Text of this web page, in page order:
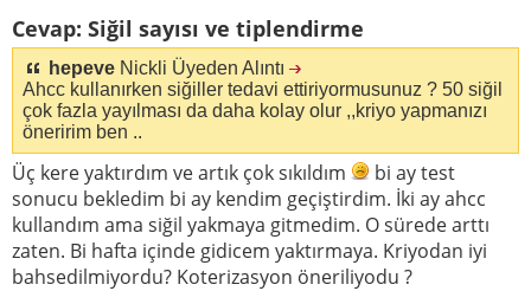
Cevap: Siğil sayısı ve tiplendirme
hepeve Nickli Üyeden Alıntı
Ahcc kullanırken siğiller tedavi ettiriyormusunuz ? 50 siğil
çok fazla yayılması da daha kolay olur ,,kriyo yapmanızı
öneririm ben ..
Üç kere yaktırdım ve artık çok sıkıldım
bi ay test
sonucu bekledim bi ay kendim geçiştirdim. İki ay ahcc
kullandım ama siğil yakmaya gitmedim. O sürede arttı
zaten. Bi hafta içinde gidicem yaktırmaya. Kriyodan iyi
bahsedilmiyordu? Koterizasyon öneriliyodu ?